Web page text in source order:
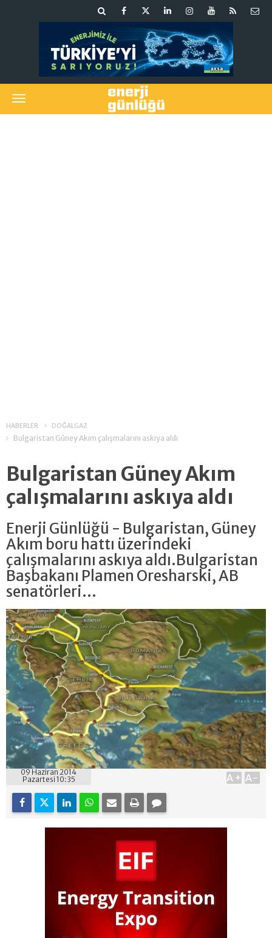
HABERLER DOĞALGAZ
Bulgaristan Güney Akım çalışmalarını askıya aldı
Bulgaristan Güney Akım
çalışmalarını askıya aldı
Enerji Günlüğü - Bulgaristan, Güney
Akım boru hattı üzerindeki
çalışmalarını askıya aldı.Bulgaristan
Başbakanı Plamen Oresharski, AB
senatörleri...
09 Haziran 2014
Pazartesi 10:35
A+ A-